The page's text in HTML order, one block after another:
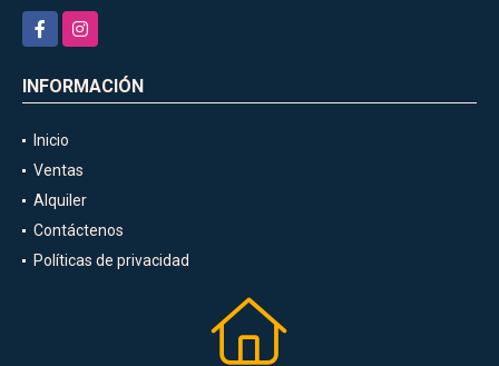
FacebookInstagram
INFORMACIÓN
Inicio
Ventas
Alquiler
Contáctenos
Políticas de privacidad